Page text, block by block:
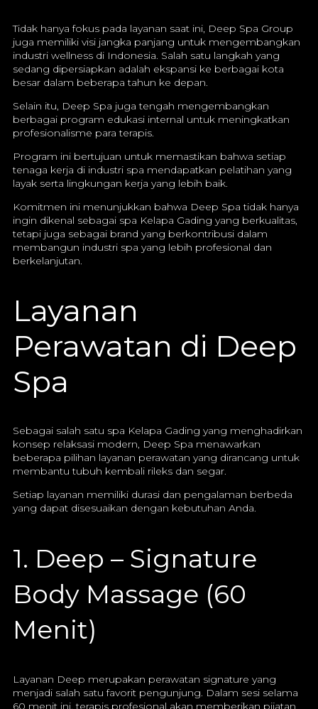
Tidak hanya fokus pada layanan saat ini, Deep Spa Group
juga memiliki visi jangka panjang untuk mengembangkan
industri wellness di Indonesia. Salah satu langkah yang
sedang dipersiapkan adalah ekspansi ke berbagai kota
besar dalam beberapa tahun ke depan.
Selain itu, Deep Spa juga tengah mengembangkan
berbagai program edukasi internal untuk meningkatkan
profesionalisme para terapis.
Program ini bertujuan untuk memastikan bahwa setiap
tenaga kerja di industri spa mendapatkan pelatihan yang
layak serta lingkungan kerja yang lebih baik.
Komitmen ini menunjukkan bahwa Deep Spa tidak hanya
ingin dikenal sebagai spa Kelapa Gading yang berkualitas,
tetapi juga sebagai brand yang berkontribusi dalam
membangun industri spa yang lebih profesional dan
berkelanjutan.
Layanan
Perawatan di Deep
Spa
Sebagai salah satu spa Kelapa Gading yang menghadirkan
konsep relaksasi modern, Deep Spa menawarkan
beberapa pilihan layanan perawatan yang dirancang untuk
membantu tubuh kembali rileks dan segar.
Setiap layanan memiliki durasi dan pengalaman berbeda
yang dapat disesuaikan dengan kebutuhan Anda.
1. Deep – Signature
Body Massage (60
Menit)
Layanan Deep merupakan perawatan signature yang
menjadi salah satu favorit pengunjung. Dalam sesi selama
60 menit ini, terapis profesional akan memberikan pijatan